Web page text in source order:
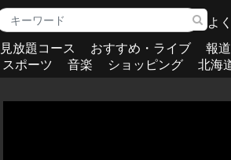
よ
見放題コース おすすめ・ライブ 報道
スポーツ
音楽 ショッピング 北海